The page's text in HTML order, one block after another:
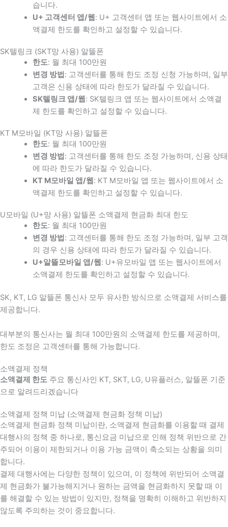
습니다.
U+ 고객센터 앱/웹 : U+ 고객센터 앱 또는 웹사이트에서 소
액결제 한도를 확인하고 설정할 수 있습니다.
SK텔링크 (SKT망 사용) 알뜰폰
한도: 월 최대 100만원
변경 방법 : 고객센터를 통해 한도 조정 신청 가능하며, 일부
고객은 신용 상태에 따라 한도가 달라질 수 있습니다.
SK텔링크 앱/웹 : SK텔링크 앱 또는 웹사이트에서 소액결
제 한도를 확인하고 설정할 수 있습니다.
KT M모바일 (KT망 사용) 알뜰폰
한도: 월 최대 100만원
변경 방법 : 고객센터를 통해 한도 조정 가능하며, 신용 상태
에 따라 한도가 달라질 수 있습니다.
KT M모바일 앱/웹 : KT M모바일 앱 또는 웹사이트에서 소
액결제 한도를 확인하고 설정할 수 있습니다.
U모바일 (U+망 사용) 알뜰폰 소액결제 현금화 최대 한도
한도: 월 최대 100만원
변경 방법 : 고객센터를 통해 한도 조정 가능하며, 일부 고객
의 경우 신용 상태에 따라 한도가 달라질 수 있습니다.
U+알뜰모바일 앱/웹 : U+유모바일 앱 또는 웹사이트에서
소액결제 한도를 확인하고 설정할 수 있습니다.
SK, KT, LG 알뜰폰 통신사 모두 유사한 방식으로 소액결제 서비스를
제공합니다.
대부분의 통신사는 월 최대 100만원의 소액결제 한도를 제공하며,
한도 조정은 고객센터를 통해 가능합니다.
소액결제 정책
소액결제 한도 주요 통신사인 KT, SKT, LG, U유플러스, 알뜰폰 기준
으로 알려드리겠습니다
소액결제 정책 미납 (소액결제 현금화 정책 미납)
소액결제 현금화 정책 미납이란, 소액결제 현금화를 이용할 때 결제
대행사의 정책 중 하나로, 통신요금 미납으로 인해 정책 위반으로 간
주되어 이용이 제한되거나 이용 가능 금액이 축소되는 상황을 의미
합니다.
결제 대행사에는 다양한 정책이 있으며, 이 정책에 위반되어 소액결
제 현금화가 불가능해지거나 원하는 금액을 현금화하지 못할 때 이
를 해결할 수 있는 방법이 있지만, 정책을 명확히 이해하고 위반하지
않도록 주의하는 것이 중요합니다.